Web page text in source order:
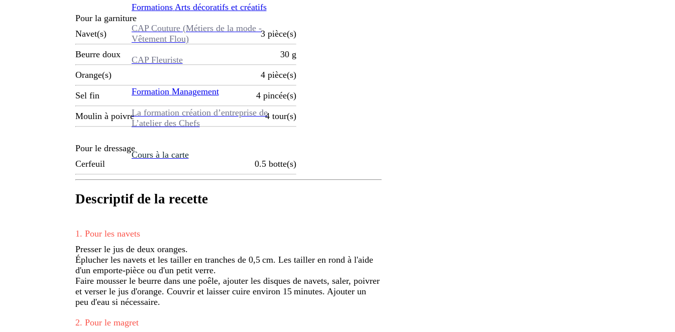
Formations Arts décoratifs et créatifs
CAP Couture (Métiers de la mode -
Vêtement Flou)
CAP Fleuriste
Formation Management
La formation création d’entreprise de
L’atelier des Chefs
Cours à la carte
Pour la garniture
Navet(s)
3 pièce(s)
Beurre doux 30 g
Orange(s) 4 pièce(s)
Sel fin 4 pincée(s)
Moulin à poivre 4 tour(s)
Pour le dressage
Cerfeuil
0.5 botte(s)
Descriptif de la recette
1 . Pour les navets
Presser le jus de deux oranges.
Éplucher les navets et les tailler en tranches de 0,5 cm. Les tailler en rond à l'aide
d'un emporte-pièce ou d'un petit verre.
Faire mousser le beurre dans une poêle, ajouter les disques de navets, saler, poivrer
et verser le jus d'orange. Couvrir et laisser cuire environ 15 minutes. Ajouter un
peu d'eau si nécessaire.
2. Pour le magret